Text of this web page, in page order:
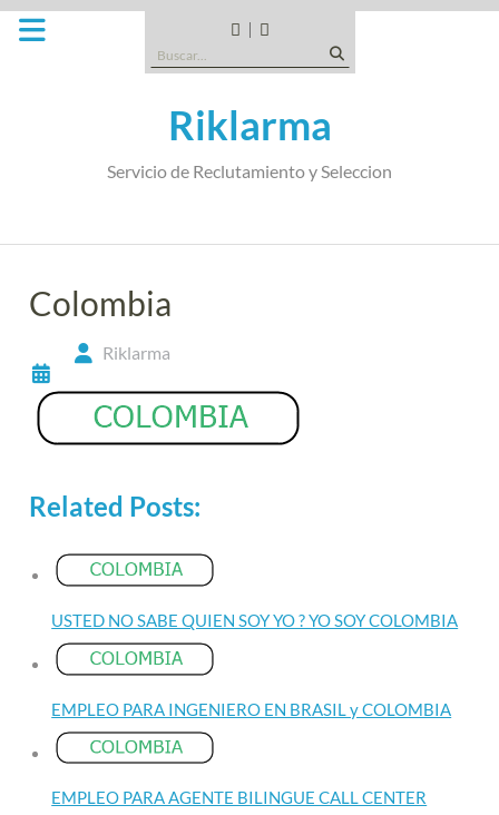
Saltar
CANDIDATOS
TIPO
EMPRESA
SOMOS
Buscar:
Riklarma
Servicio de Reclutamiento y Seleccion
Colombia
Riklarma
Related Posts:
USTED NO SABE QUIEN SOY YO ? YO SOY COLOMBIA
EMPLEO PARA INGENIERO EN BRASIL y COLOMBIA
EMPLEO PARA AGENTE BILINGUE CALL CENTER